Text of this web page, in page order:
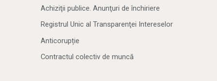
Achiziţii publice. Anunţuri de închiriere
Registrul Unic al Transparenţei Intereselor
Anticorupție
Contractul colectiv de muncă